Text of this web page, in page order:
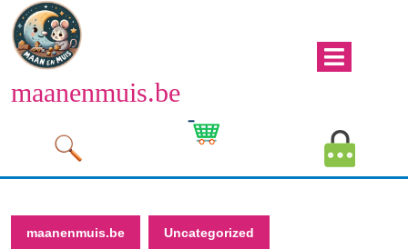
Naar
de
inhoud
maanenmuis.be
Winkelwagen
maanenmuis.be Uncategorized